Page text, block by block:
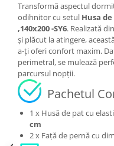
Transformă aspectul
odihnitor cu setul Husa
,140x200 -SY6. Realizată
și plăcut la atingere,
a-ți oferi confort maxim.
perimetral, se mulează
parcursul nopții.
Pachetul
1 x Husă de pat cu
cm
2 x Față de pernă cu